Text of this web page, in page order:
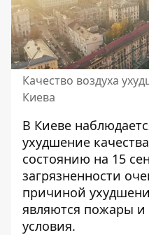
Качество воздуха
Киева
В Киеве
ухудшение
состоянию на 15
загрязненности
причиной
являются пожары и
условия.